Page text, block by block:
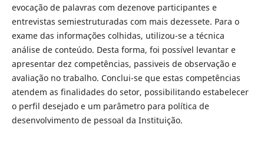
evocação de palavras com dezenove participantes e
entrevistas semiestruturadas com mais dezessete. Para o
exame das informações colhidas, utilizou-se a técnica
análise de conteúdo. Desta forma, foi possível levantar e
apresentar dez competências, passiveis de observação e
avaliação no trabalho. Conclui-se que estas competências
atendem as finalidades do setor, possibilitando estabelecer
o perfil desejado e um parâmetro para política de
desenvolvimento de pessoal da Instituição.